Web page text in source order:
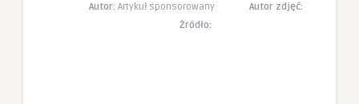
Autor: Artykuł sponsorowany
Autor zdjęć:
Żródło: